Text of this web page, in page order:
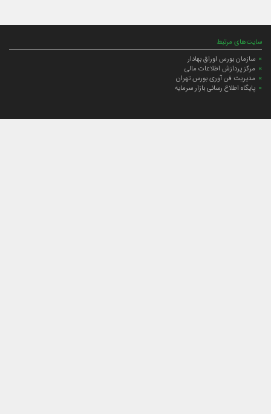
سایت‌های مرتبط
سازمان بورس اوراق بهادار
مرکز پردازش اطلاعات مالی
مدیریت فن آوری بورس تهران
پایگاه اطلاع رسانی بازار سرمایه
ارتباط با صندوق